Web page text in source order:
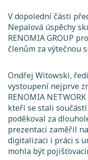
V dopolední části
Nepalová úspěchy
RENOMIA GROUP
členům za výtečnou
Ondřej Witowski,
vystoupení nejprve
RENOMIA
kteří se stali
poděkoval za
prezentaci zaměřil
digitalizaci i práci s
mohla být